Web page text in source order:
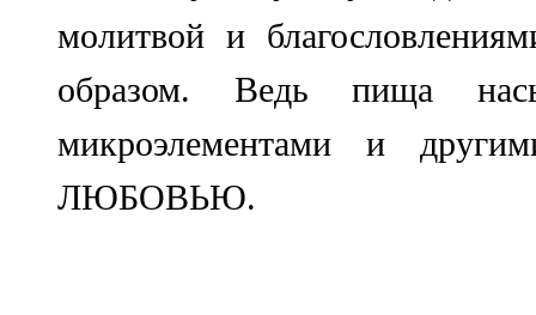
молитвой и
образом. Ведь пища
микроэлементами и
ЛЮБОВЬЮ.